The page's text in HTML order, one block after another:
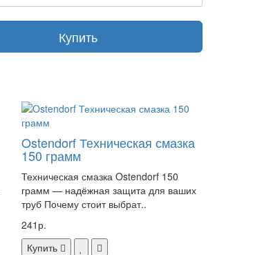
Купить
Ostendorf Техническая смазка
150 грамм
Техническая смазка Ostendorf 150
грамм — надёжная защита для ваших
труб Почему стоит выбрат..
241р.
Купить